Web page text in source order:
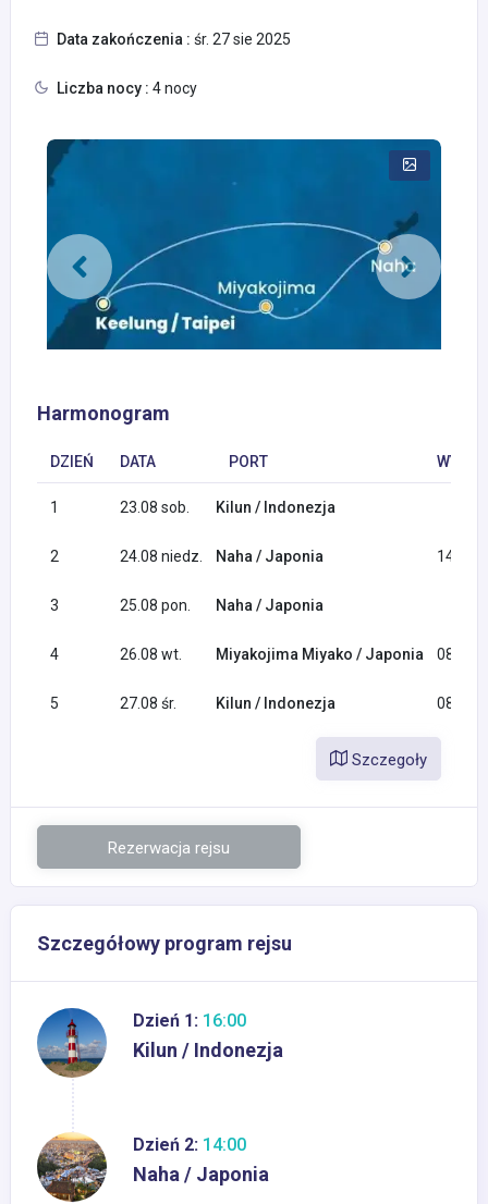
Data zakończenia : śr. 27 sie 2025
Liczba nocy : 4 nocy
Harmonogram
DZIEŃ DATA PORT
1 23.08 sob. Kilun / Indonezja
2 24.08 niedz. Naha / Japonia 14:00
3 25.08 pon. Naha / Japonia
4 26.08 wt. Miyakojima Miyako / Japonia 08:00
5 27.08 śr. Kilun / Indonezja 08:00
Szczegoły
Rezerwacja rejsu
Szczegółowy program rejsu
Dzień 1: 16:00
Kilun / Indonezja
Dzień 2: 14:00
Naha / Japonia